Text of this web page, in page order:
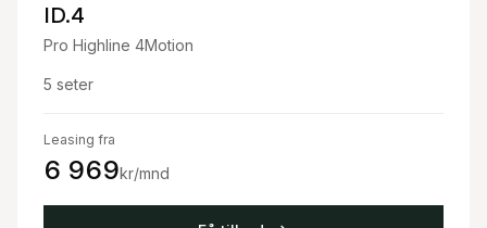
ID.4
Pro Highline 4Motion
5 seter
Leasing fra
6 969kr/mnd